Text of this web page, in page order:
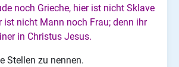
noch Grieche, hier ist nicht Sklave
ist nicht Mann noch Frau; denn ihr
in Christus Jesus.
Stellen zu nennen.